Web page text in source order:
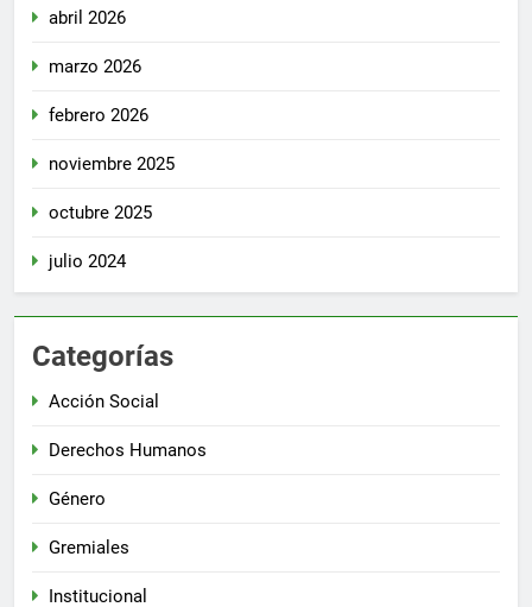
abril 2026
marzo 2026
febrero 2026
noviembre 2025
octubre 2025
julio 2024
Categorías
Acción Social
Derechos Humanos
Género
Gremiales
Institucional